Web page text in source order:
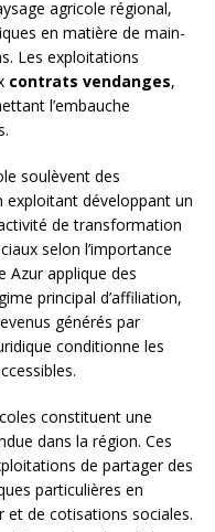
agricole régional,
en matière de main-
Les exploitations
contrats vendanges,
l’embauche
soulèvent des
exploitant développant un
de transformation
selon l’importance
Azur applique des
principal d’affiliation,
générés par
conditionne les
constituent une
dans la région. Ces
de partager des
particulières en
et de cotisations sociales.